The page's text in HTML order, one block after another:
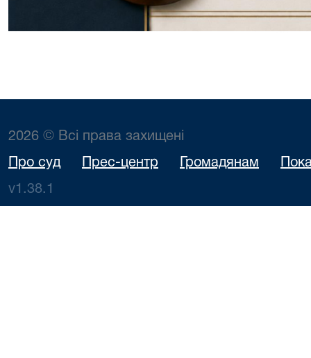
2026 © Всі права захищені
Про суд Прес-центр Громадянам
v1.38.1